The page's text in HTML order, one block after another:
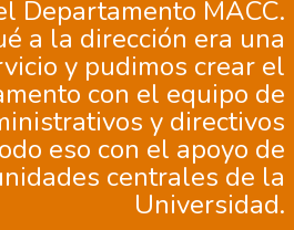
Departamento MACC.
a la dirección era una
y pudimos crear el
con el equipo de
y directivos
eso con el apoyo de
centrales de la
Universidad.